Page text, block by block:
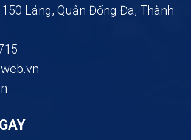
Láng, Quận Đống Đa, Thành